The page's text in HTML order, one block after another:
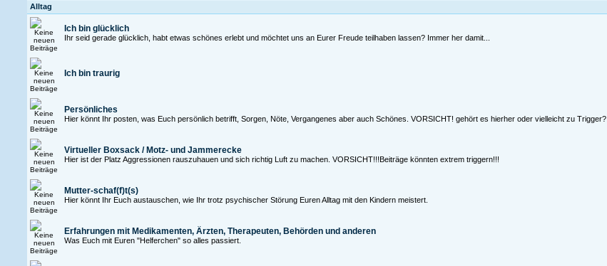
Alltag
Ich bin glücklich
Ihr seid gerade glücklich, habt etwas schönes erlebt und möchtet uns an Eurer Freude teilhaben lassen? Immer her damit...
Ich bin traurig
Persönliches
Hier könnt Ihr posten, was Euch persönlich betrifft, Sorgen, Nöte, Vergangenes aber auch Schönes. VORSICHT! gehört es hierher oder vielleicht zu Trigger?
Virtueller Boxsack / Motz- und Jammerecke
Hier ist der Platz Aggressionen rauszuhauen und sich richtig Luft zu machen. VORSICHT!!!Beiträge könnten extrem triggern!!!
Mutter-schaf(f)t(s)
Hier könnt Ihr Euch austauschen, wie Ihr trotz psychischer Störung Euren Alltag mit den Kindern meistert.
Erfahrungen mit Medikamenten, Ärzten, Therapeuten, Behörden und anderen
Was Euch mit Euren "Helferchen" so alles passiert.